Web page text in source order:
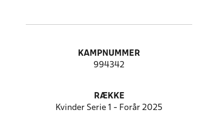
KAMPNUMMER
994342
RÆKKE
Kvinder Serie 1 - Forår 2025